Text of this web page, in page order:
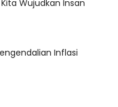
Wujudkan Insan
Inflasi